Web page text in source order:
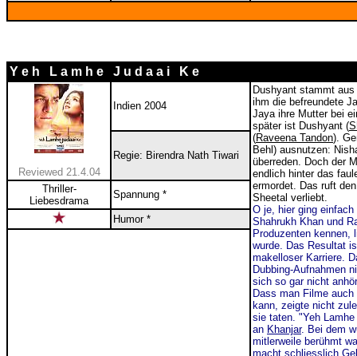
Y e h L a m h e J u d a a i K e
Reviewed 21.4.04
Indien 2004
Dushyant stammt
ihm die befreundete
Jaya ihre Mutter bei
später ist Dushyant (
(Raveena Tandon).
Behl) ausnutzen:
überreden. Doch der
endlich hinter das
ermordet. Das ruft
Sheetal verliebt.
O je, hier ging
Shahrukh Khan und
Produzenten kennen,
wurde. Das Resultat
makelloser Karriere.
Dubbing-Aufnahmen
sich so gar nicht
Dass man Filme
kann, zeigte nicht
sie taten. "Yeh
an Khanjar. Bei dem
mitlerweile berühmt
macht schliesslich
Regie: Birendra Nath Tiwari
Thriller-
Liebesdrama
Spannung *
Humor *